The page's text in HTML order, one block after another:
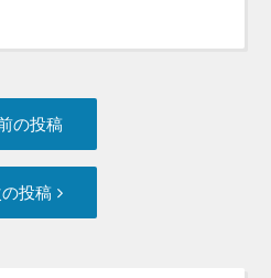
の投稿
の
稿:
投稿
の